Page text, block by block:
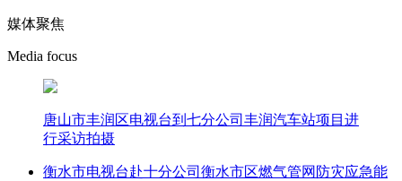
媒体聚焦
Media focus
唐山市丰润区电视台到七分公司丰润汽车站项目进
行采访拍摄
衡水市电视台赴十分公司衡水市区燃气管网防灾应急能